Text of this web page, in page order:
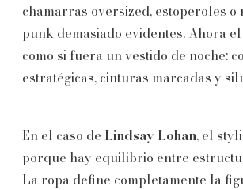
chamarras oversized, estoperoles o
punk demasiado evidentes. Ahora
como si fuera un vestido de noche:
estratégicas, cinturas marcadas y
En el caso de Lindsay Lohan, el
porque hay equilibrio entre
La ropa define completamente la